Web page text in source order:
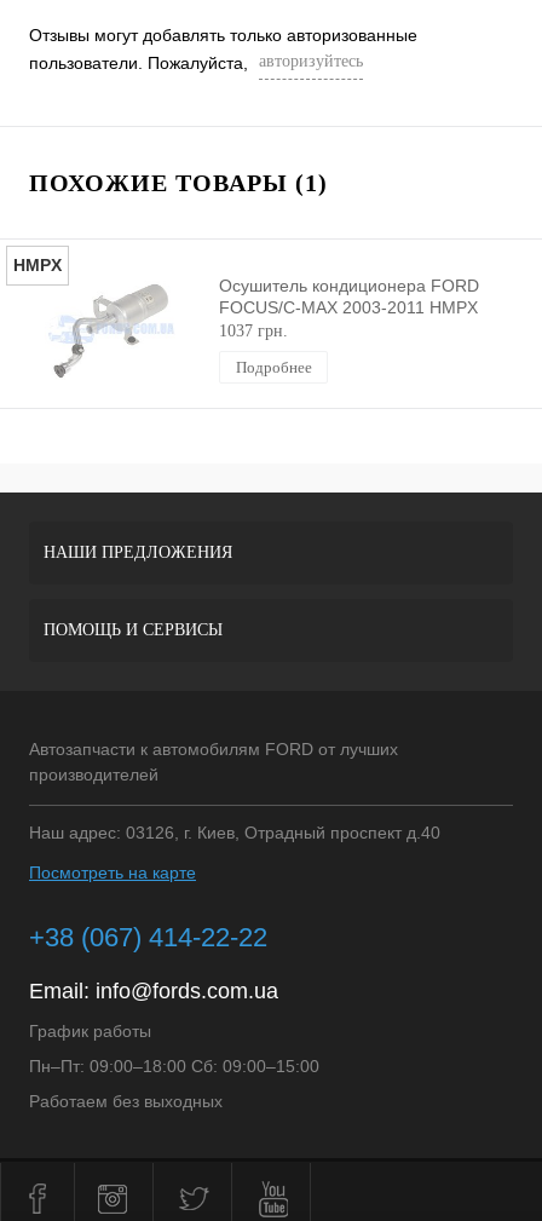
Отзывы могут добавлять только авторизованные
пользователи. Пожалуйста,
авторизуйтесь
ПОХОЖИЕ ТОВАРЫ (1)
HMPX
Осушитель кондиционера FORD
FOCUS/C-MAX 2003-2011 HMPX
1037 грн.
Подробнее
НАШИ ПРЕДЛОЖЕНИЯ
ПОМОЩЬ И СЕРВИСЫ
Автозапчасти к автомобилям FORD от лучших
производителей
Наш адрес: 03126, г. Киев, Отрадный проспект д.40
Посмотреть на карте
+38 (067) 414-22-22
Email: info@fords.com.ua
График работы
Пн–Пт: 09:00–18:00 Сб: 09:00–15:00
Работаем без выходных